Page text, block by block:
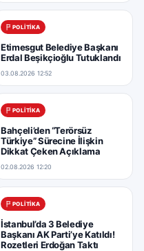
POLITIKA
Etimesgut Belediye Başkanı
Erdal Beşikçioğlu Tutuklandı
03.08.2026 12:52
POLITIKA
Bahçeli’den “Terörsüz
Türkiye” Sürecine İlişkin
Dikkat Çeken Açıklama
02.08.2026 12:20
POLITIKA
İstanbul’da 3 Belediye
Başkanı AK Parti’ye Katıldı!
Rozetleri Erdoğan Taktı